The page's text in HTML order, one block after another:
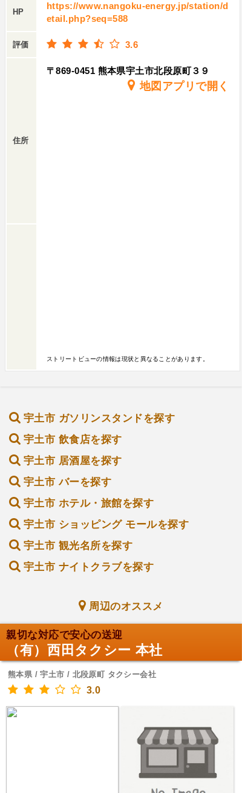
HP
https://www.nangoku-energy.jp/station/d
etail.php?seq=588
評価 3.6
住所
〒869-0451 熊本県宇土市北段原町３９
地図アプリで開く
ストリートビューの情報は現状と異なることがあります。
宇土市 ガソリンスタンドを探す
宇土市 飲食店を探す
宇土市 居酒屋を探す
宇土市 バーを探す
宇土市 ホテル・旅館を探す
宇土市 ショッピング モールを探す
宇土市 観光名所を探す
宇土市 ナイトクラブを探す
周辺のオススメ
親切な対応で安心の送迎
（有）西田タクシー 本社
熊本県 / 宇土市 / 北段原町 タクシー会社
3.0